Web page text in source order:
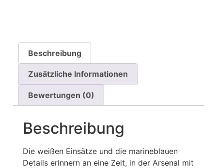
Beschreibung
Zusätzliche Informationen
Bewertungen (0)
Beschreibung
Die weißen Einsätze und die marineblauen
Details erinnern an eine Zeit, in der Arsenal mit